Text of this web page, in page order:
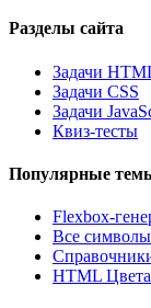
Разделы сайта
Задачи
Задачи CSS
Задачи
Квиз-тесты
Популярные
Flexbox-
Все
HTML Цвета